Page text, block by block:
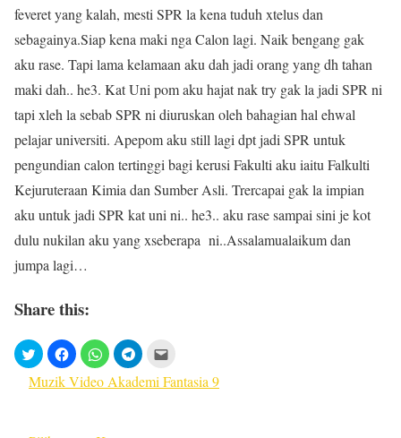
feveret yang kalah, mesti SPR la kena tuduh xtelus dan
sebagainya.Siap kena maki nga Calon lagi. Naik bengang gak
aku rase. Tapi lama kelamaan aku dah jadi orang yang dh tahan
maki dah.. he3. Kat Uni pom aku hajat nak try gak la jadi SPR ni
tapi xleh la sebab SPR ni diuruskan oleh bahagian hal ehwal
pelajar universiti. Apepom aku still lagi dpt jadi SPR untuk
pengundian calon tertinggi bagi kerusi Fakulti aku iaitu Falkulti
Kejuruteraan Kimia dan Sumber Asli. Trercapai gak la impian
aku untuk jadi SPR kat uni ni.. he3.. aku rase sampai sini je kot
dulu nukilan aku yang xseberapa ni..Assalamualaikum dan
jumpa lagi…
Share this:
Muzik Video Akademi Fantasia 9